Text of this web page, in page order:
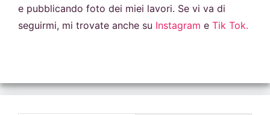
e pubblicando foto dei miei lavori. Se vi va di
seguirmi, mi trovate anche su Instagram e Tik Tok.